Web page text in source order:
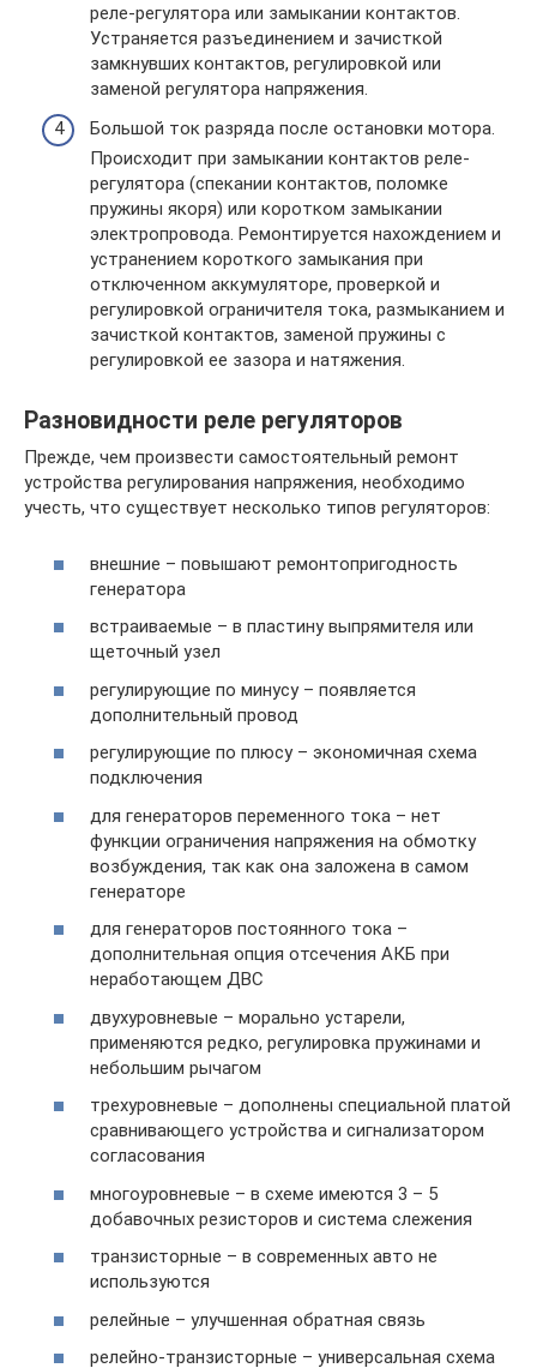
реле-регулятора или замыкании контактов.
Устраняется разъединением и зачисткой
замкнувших контактов, регулировкой или
заменой регулятора напряжения.
Большой ток разряда после остановки мотора.
Происходит при замыкании контактов реле-
регулятора (спекании контактов, поломке
пружины якоря) или коротком замыкании
электропровода. Ремонтируется нахождением и
устранением короткого замыкания при
отключенном аккумуляторе, проверкой и
регулировкой ограничителя тока, размыканием и
зачисткой контактов, заменой пружины с
регулировкой ее зазора и натяжения.
Разновидности реле регуляторов
Прежде, чем произвести самостоятельный ремонт
устройства регулирования напряжения, необходимо
учесть, что существует несколько типов регуляторов:
внешние – повышают ремонтопригодность
генератора
встраиваемые – в пластину выпрямителя или
щеточный узел
регулирующие по минусу – появляется
дополнительный провод
регулирующие по плюсу – экономичная схема
подключения
для генераторов переменного тока – нет
функции ограничения напряжения на обмотку
возбуждения, так как она заложена в самом
генераторе
для генераторов постоянного тока –
дополнительная опция отсечения АКБ при
неработающем ДВС
двухуровневые – морально устарели,
применяются редко, регулировка пружинами и
небольшим рычагом
трехуровневые – дополнены специальной платой
сравнивающего устройства и сигнализатором
согласования
многоуровневые – в схеме имеются 3 – 5
добавочных резисторов и система слежения
транзисторные – в современных авто не
используются
релейные – улучшенная обратная связь
релейно-транзисторные – универсальная схема